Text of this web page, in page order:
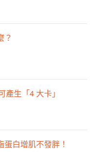
？
生「4 大卡」
白增肌不發胖！